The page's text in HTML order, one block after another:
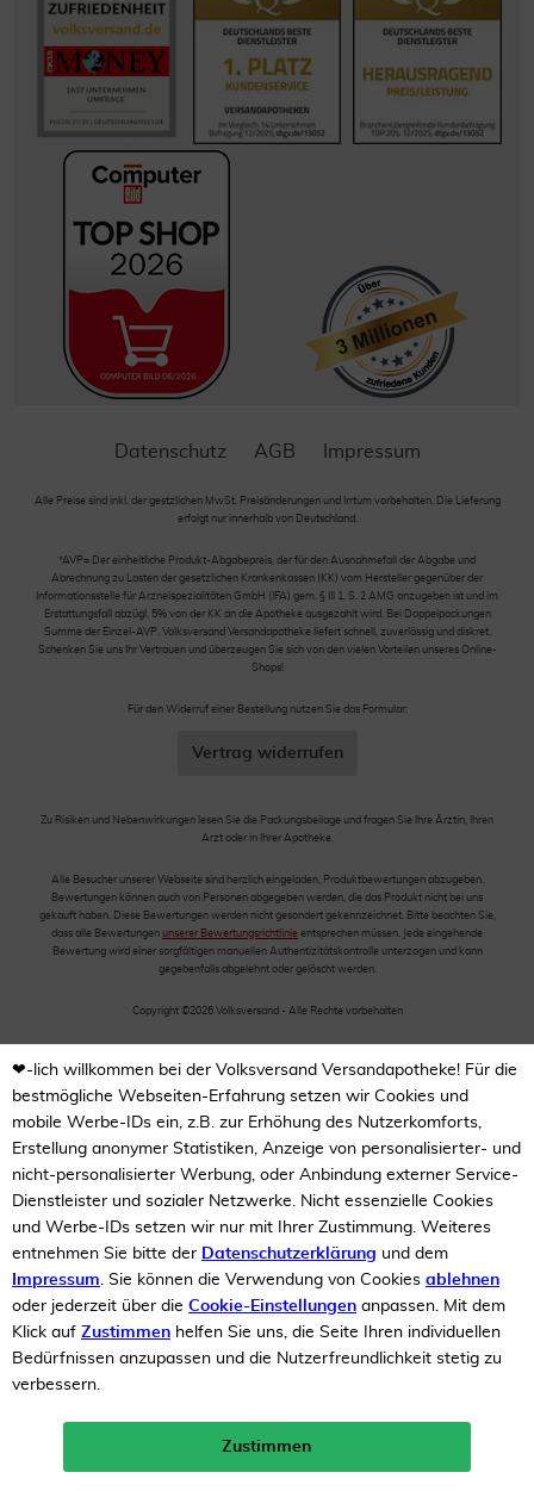
10%
Neukunden-Rabatt ab 49€!
mehr erfahren >
Datenschutz AGB Impressum
Alle Preise sind inkl. der gestzlichen MwSt. Preisänderungen und Irrtum vorbehalten. Die Lieferung
erfolgt nur innerhalb von Deutschland.
*AVP= Der einheitliche Produkt-Abgabepreis, der für den Ausnahmefall der Abgabe und
Abrechnung zu Lasten der gesetzlichen Krankenkassen (KK) vom Hersteller gegenüber der
Informationsstelle für Arzneispezialitäten GmbH (IFA) gem. § III 1, S. 2 AMG anzugeben ist und im
Erstattungsfall abzügl. 5% von der KK an die Apotheke ausgezahlt wird. Bei Doppelpackungen
Summe der Einzel-AVP. Volksversand Versandapotheke liefert schnell, zuverlässig und diskret.
Schenken Sie uns Ihr Vertrauen und überzeugen Sie sich von den vielen Vorteilen unseres Online-
Shops!
Für den Widerruf einer Bestellung nutzen Sie das Formular:
Vertrag widerrufen
Zu Risiken und Nebenwirkungen lesen Sie die Packungsbeilage und fragen Sie Ihre Ärztin, Ihren
Arzt oder in Ihrer Apotheke.
Alle Besucher unserer Webseite sind herzlich eingeladen, Produktbewertungen abzugeben.
Bewertungen können auch von Personen abgegeben werden, die das Produkt nicht bei uns
gekauft haben. Diese Bewertungen werden nicht gesondert gekennzeichnet. Bitte beachten Sie,
dass alle Bewertungen unserer Bewertungsrichtlinie entsprechen müssen. Jede eingehende
Bewertung wird einer sorgfältigen manuellen Authentizitätskontrolle unterzogen und kann
gegebenfalls abgelehnt oder gelöscht werden.
Copyright ©2026 Volksversand - Alle Rechte vorbehalten
❤-lich willkommen bei der Volksversand Versandapotheke! Für die
bestmögliche Webseiten-Erfahrung setzen wir Cookies und
mobile Werbe-IDs ein, z.B. zur Erhöhung des Nutzerkomforts,
Erstellung anonymer Statistiken, Anzeige von personalisierter- und
nicht-personalisierter Werbung, oder Anbindung externer Service-
Dienstleister und sozialer Netzwerke. Nicht essenzielle Cookies
und Werbe-IDs setzen wir nur mit Ihrer Zustimmung. Weiteres
entnehmen Sie bitte der Datenschutzerklärung und dem
Impressum. Sie können die Verwendung von Cookies ablehnen
oder jederzeit über die Cookie-Einstellungen anpassen. Mit dem
Klick auf Zustimmen helfen Sie uns, die Seite Ihren individuellen
Bedürfnissen anzupassen und die Nutzerfreundlichkeit stetig zu
verbessern.
Zustimmen